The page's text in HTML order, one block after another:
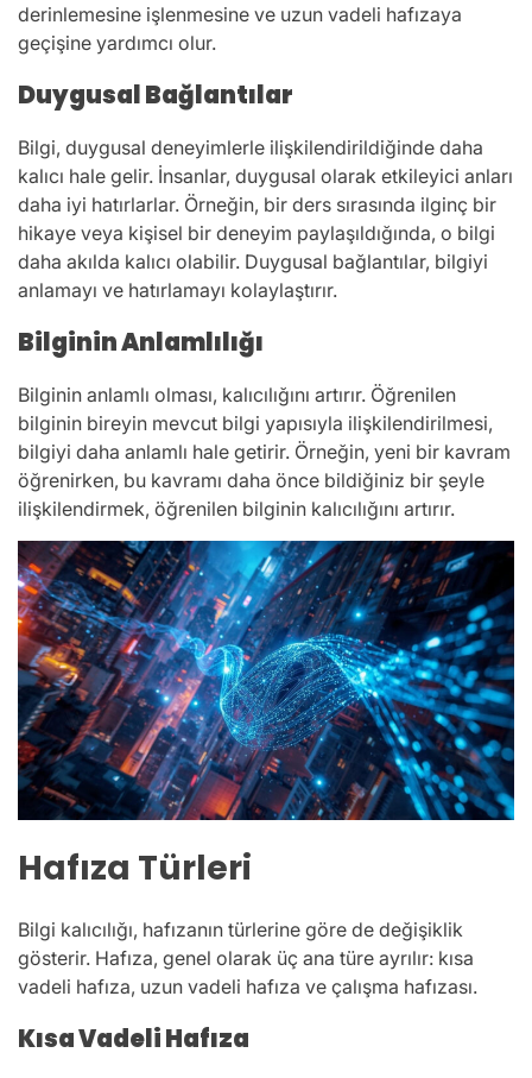
derinlemesine işlenmesine ve uzun vadeli hafızaya
geçişine yardımcı olur.
Duygusal Bağlantılar
Bilgi, duygusal deneyimlerle ilişkilendirildiğinde daha
kalıcı hale gelir. İnsanlar, duygusal olarak etkileyici anları
daha iyi hatırlarlar. Örneğin, bir ders sırasında ilginç bir
hikaye veya kişisel bir deneyim paylaşıldığında, o bilgi
daha akılda kalıcı olabilir. Duygusal bağlantılar, bilgiyi
anlamayı ve hatırlamayı kolaylaştırır.
Bilginin Anlamlılığı
Bilginin anlamlı olması, kalıcılığını artırır. Öğrenilen
bilginin bireyin mevcut bilgi yapısıyla ilişkilendirilmesi,
bilgiyi daha anlamlı hale getirir. Örneğin, yeni bir kavram
öğrenirken, bu kavramı daha önce bildiğiniz bir şeyle
ilişkilendirmek, öğrenilen bilginin kalıcılığını artırır.
Hafıza Türleri
Bilgi kalıcılığı, hafızanın türlerine göre de değişiklik
gösterir. Hafıza, genel olarak üç ana türe ayrılır: kısa
vadeli hafıza, uzun vadeli hafıza ve çalışma hafızası.
Kısa Vadeli Hafıza